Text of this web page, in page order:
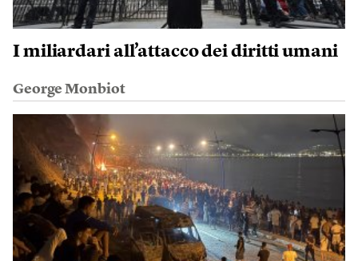
I miliardari all’attacco dei diritti umani
George Monbiot